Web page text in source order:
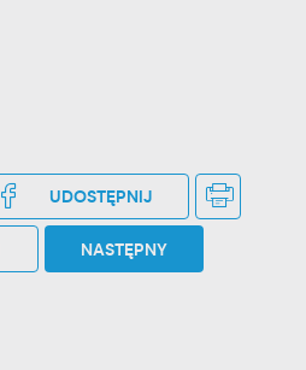
UDOSTĘPNIJ
NASTĘPNY